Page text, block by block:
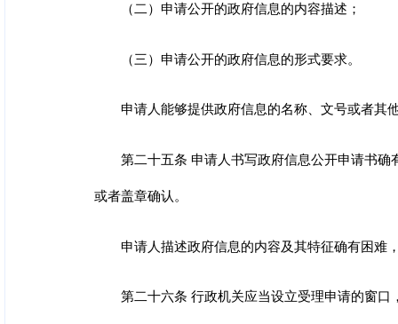
（二）申请公开的政府信息的内容描述；
（三）申请公开的政府信息的形式要求。
申请人能够提供政府信息的名称、文号或者其
第二十五条 申请人书写政府信息公开申请书
或者盖章确认。
申请人描述政府信息的内容及其特征确有困难
第二十六条 行政机关应当设立受理申请的窗